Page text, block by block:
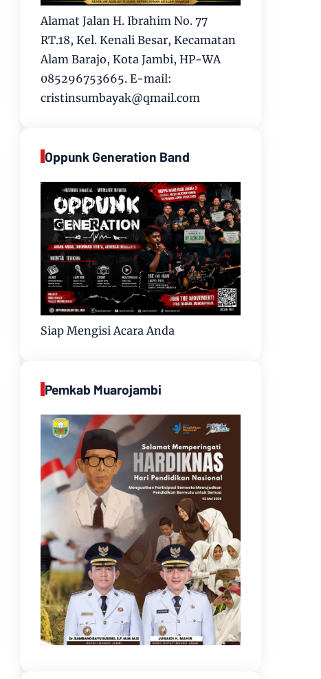
Alamat Jalan H. Ibrahim No. 77
RT.18, Kel. Kenali Besar, Kecamatan
Alam Barajo, Kota Jambi, HP-WA
085296753665. E-mail:
cristinsumbayak@qmail.com
Oppunk Generation Band
Siap Mengisi Acara Anda
Pemkab Muarojambi